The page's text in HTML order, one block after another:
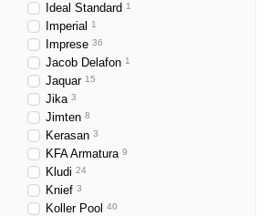
Ideal Standard 1
Imperial 1
Imprese 36
Jacob Delafon 1
Jaquar 15
Jika 3
Jimten 8
Kerasan 3
KFA Armatura 9
Kludi 24
Knief 3
Koller Pool 40